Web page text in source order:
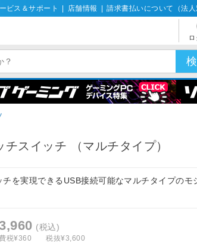
ビス＆サポート 店舗情報 請求書払いについて（法人
スイッチ （マルチタイプ）
を実現できるUSB接続可能なマルチタイプのモ
(税込)
税¥360 税抜¥3,600